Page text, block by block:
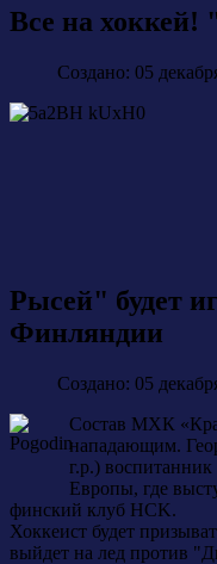
Все на
Создано: 05
Рысей" будет
Финляндии
Создано: 05
Состав МХК
нападающим.
г.р.)
Европы, где
финский клуб HCK.
Хоккеист будет
выйдет на лед против